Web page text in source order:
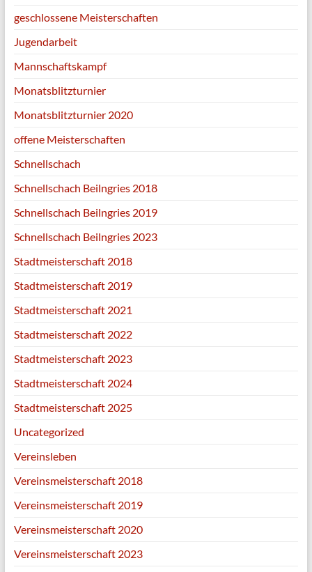
geschlossene Meisterschaften
Jugendarbeit
Mannschaftskampf
Monatsblitzturnier
Monatsblitzturnier 2020
offene Meisterschaften
Schnellschach
Schnellschach Beilngries 2018
Schnellschach Beilngries 2019
Schnellschach Beilngries 2023
Stadtmeisterschaft 2018
Stadtmeisterschaft 2019
Stadtmeisterschaft 2021
Stadtmeisterschaft 2022
Stadtmeisterschaft 2023
Stadtmeisterschaft 2024
Stadtmeisterschaft 2025
Uncategorized
Vereinsleben
Vereinsmeisterschaft 2018
Vereinsmeisterschaft 2019
Vereinsmeisterschaft 2020
Vereinsmeisterschaft 2023